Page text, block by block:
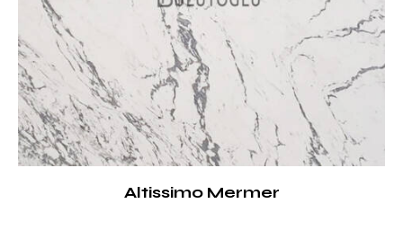
Altissimo Mermer